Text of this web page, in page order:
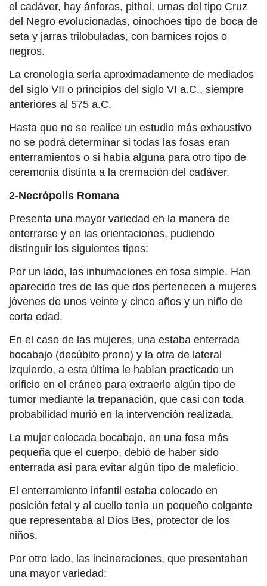
el cadáver, hay ánforas, pithoi, urnas del tipo Cruz
del Negro evolucionadas, oinochoes tipo de boca de
seta y jarras trilobuladas, con barnices rojos o
negros.
La cronología sería aproximadamente de mediados
del siglo VII o principios del siglo VI a.C., siempre
anteriores al 575 a.C.
Hasta que no se realice un estudio más exhaustivo
no se podrá determinar si todas las fosas eran
enterramientos o si había alguna para otro tipo de
ceremonia distinta a la cremación del cadáver.
2-Necrópolis Romana
Presenta una mayor variedad en la manera de
enterrarse y en las orientaciones, pudiendo
distinguir los siguientes tipos:
Por un lado, las inhumaciones en fosa simple. Han
aparecido tres de las que dos pertenecen a mujeres
jóvenes de unos veinte y cinco años y un niño de
corta edad.
En el caso de las mujeres, una estaba enterrada
bocabajo (decúbito prono) y la otra de lateral
izquierdo, a esta última le habían practicado un
orificio en el cráneo para extraerle algún tipo de
tumor mediante la trepanación, que casi con toda
probabilidad murió en la intervención realizada.
La mujer colocada bocabajo, en una fosa más
pequeña que el cuerpo, debió de haber sido
enterrada así para evitar algún tipo de maleficio.
El enterramiento infantil estaba colocado en
posición fetal y al cuello tenía un pequeño colgante
que representaba al Dios Bes, protector de los
niños.
Por otro lado, las incineraciones, que presentaban
una mayor variedad: